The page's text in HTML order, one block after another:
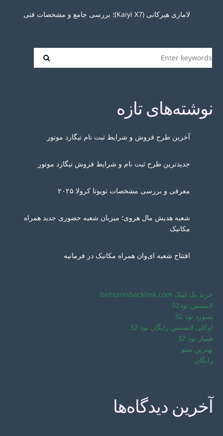
لاماری هیرکانی (Kaiyi X7)؛ بررسی جامع و مشخصات فنی
نوشته‌های تازه
آخرین طرح فروش و شرایط ثبت نام تیگارد موتور
جدیدترین طرح ثبت نام و شرایط فروش تیگارد موتور
معرفی و بررسی مشخصات تویوتا کرولا ۲۰۲۵
شعبه هدیش مال هروی؛ میزبان شعبه حضوری جدید همراه
مکانیک
افتتاح شعبه ای‌وان همراه مکانیک در فرمانیه
خرید بک لینک behtarinbacklink.com
لایسنس نود32
پسورد نود 32
اوکلی لایسنس رایگان نود 32
همیار نود 32
بهترین سئو
رایگان
آخرین دیدگاه‌ها